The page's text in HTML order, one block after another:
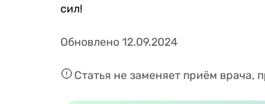
сил!
Обновлено 12.09.2024
Статья не заменяет приём врача,